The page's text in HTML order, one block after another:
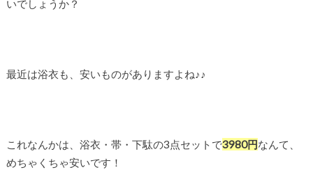
いでしょうか？
最近は浴衣も、安いものがありますよね♪♪
これなんかは、浴衣・帯・下駄の3点セットで3980円なんて、
めちゃくちゃ安いです！